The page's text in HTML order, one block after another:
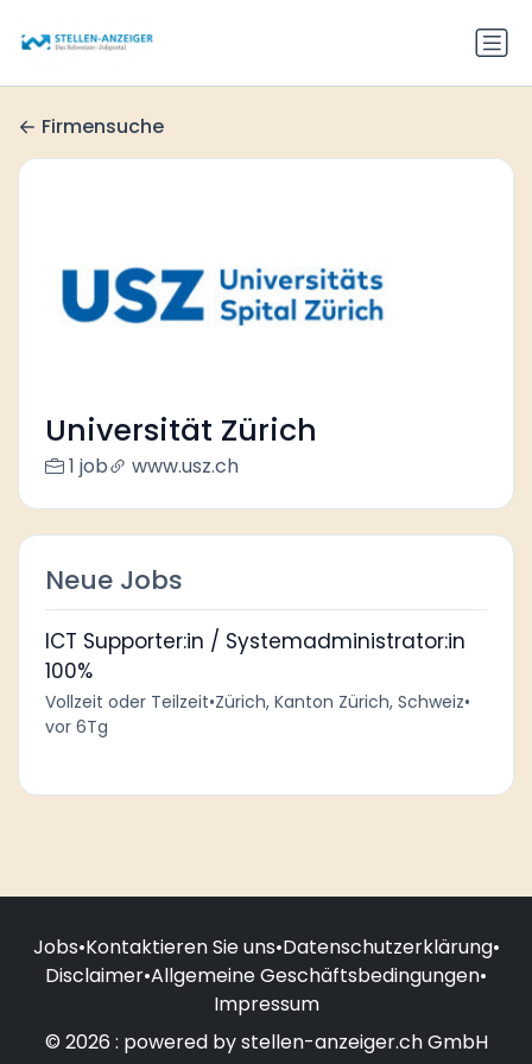
Firmensuche
Universität Zürich
1 job www.usz.ch
Neue Jobs
ICT Supporter:in / Systemadministrator:in
100%
Vollzeit oder Teilzeit•Zürich, Kanton Zürich, Schweiz•
vor 6Tg
Jobs•Kontaktieren Sie uns•Datenschutzerklärung•
Disclaimer•Allgemeine Geschäftsbedingungen•
Impressum
© 2026 : powered by stellen-anzeiger.ch GmbH